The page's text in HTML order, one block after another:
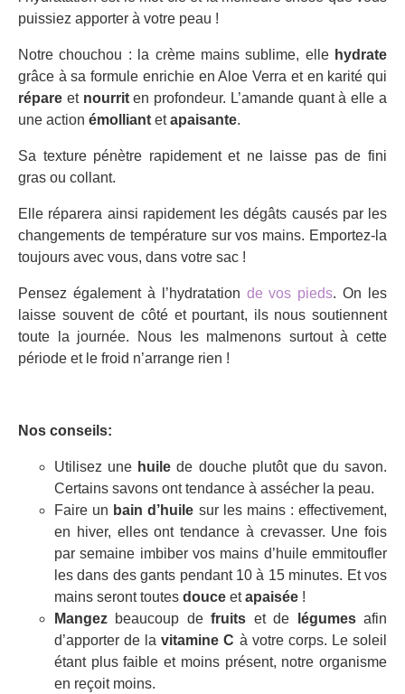
puissiez apporter à votre peau !
Notre chouchou : la crème mains sublime, elle hydrate
grâce à sa formule enrichie en Aloe Verra et en karité qui
répare et nourriten profondeur. L’amande quant à elle a
une action émolliant etapaisante.
Sa texture pénètre rapidement et ne laisse pas de fini
gras ou collant.
Elle réparera ainsi rapidement les dégâts causés par les
changements de température sur vos mains. Emportez-la
toujours avec vous, dans votre sac !
Pensez également à l’hydratation de vos pieds. On les
laisse souvent de côté et pourtant, ils nous soutiennent
toute la journée. Nous les malmenons surtout à cette
période et le froid n’arrange rien !
Nos conseils:
Utilisez une huile de douche plutôt que du savon.
Certains savons ont tendance à assécher la peau.
Faire un bain d’huile sur les mains : effectivement,
en hiver, elles ont tendance à crevasser. Une fois
par semaine imbiber vos mains d’huile emmitoufler
les dans des gants pendant 10 à 15 minutes. Et vos
mains seront toutes douce etapaisée !
Mangez beaucoup defruits et de légumesafin
d’apporter de lavitamine C à votre corps. Le soleil
étant plus faible et moins présent, notre organisme
en reçoit moins.